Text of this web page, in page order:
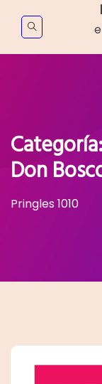
content
Don
Pringles 1010